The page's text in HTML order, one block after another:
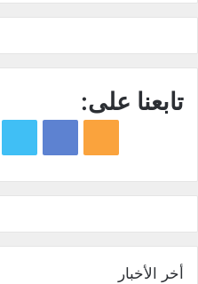
تابعنا على:
أخر الأخبار